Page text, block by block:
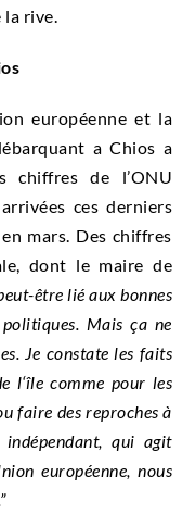
la rive.
européenne et la
a Chios a
chiffres de l’ONU
ces derniers
mars. Des chiffres
dont le maire de
peut-être lié aux bonnes
Mais ça ne
Je constate les faits
l‘île comme pour les
faire des reproches à
qui agit
européenne, nous